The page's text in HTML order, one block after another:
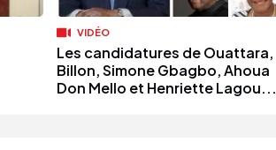
VIDÉO
Les candidatures de Ouattara,
Billon, Simone Gbagbo, Ahoua
Don Mello et Henriette Lagou...